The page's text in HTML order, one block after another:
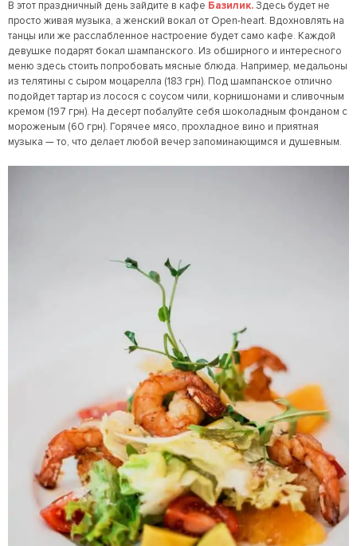
В этот праздничный день зайдите в кафе Базилик.Здесь будет не
просто живая музыка, а женский вокал от Open-heart. Вдохновлять на
танцы или же расслабленное настроение будет само кафе. Каждой
девушке подарят бокал шампанского. Из обширного и интересного
меню здесь стоить попробовать мясные блюда. Например, медальоны
из телятины с сыром моцарелла (183 грн). Под шампанское отлично
подойдет тартар из лосося с соусом чили, корнишонами и сливочным
кремом (197 грн). На десерт побалуйте себя шоколадным фонданом с
мороженым (60 грн). Горячее мясо, прохладное вино и приятная
музыка — то, что делает любой вечер запоминающимся и душевным.